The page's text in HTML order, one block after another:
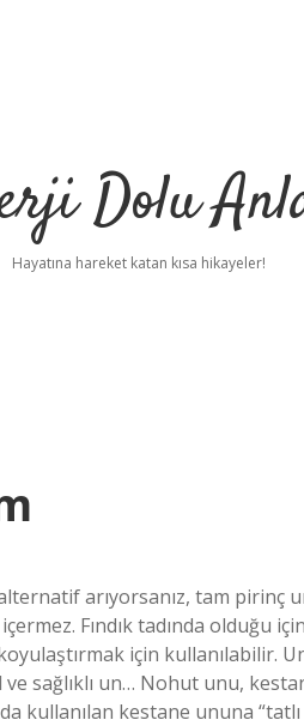
Dolu
Hayatına hareket katan kısa hikayeler!
arıyorsanız, tam pirinç
Fındık tadında olduğu
için kullanılabilir.
ve sağlıklı un… Nohut unu,
kullanılan kestane ununa “tatlı